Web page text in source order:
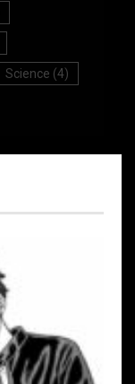
Science (4)